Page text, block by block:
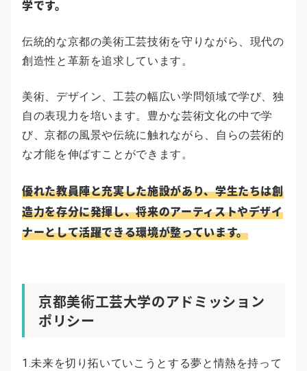
学です。
伝統的な京都の美術工芸技術を守りながら、現代の
創造性と革新を追求しています。
美術、デザイン、工芸の幅広い学問領域で学び、独
自の表現力を培います。豊かな芸術文化の中で学
び、京都の風景や伝統に触れながら、自らの芸術的
な才能を伸ばすことができます。
優れた教員陣と充実した施設があり、学生たちは創
造力を存分に発揮し、将来のアーティストやデザイ
ナーとして活躍できる環境が整っています。
京都美術工芸大学のアドミッション
ポリシー
1.未来を切り拓いていこうとする夢と情熱を持って